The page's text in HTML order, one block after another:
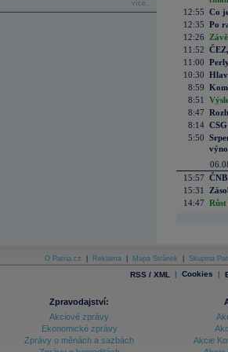
více...
12:55 Co
12:35 Po
12:26
11:52
11:00
10:30
8:59
8:51
8:47
8:14
5:50
15:57
15:31
14:47
O Patria.cz Reklama Mapa Stránek Skupina
RSS / XML | Cookies |
Zpravodajství:
Akciové zprávy
Ekonomické zprávy
Zprávy o měnách a sazbách
Akcie